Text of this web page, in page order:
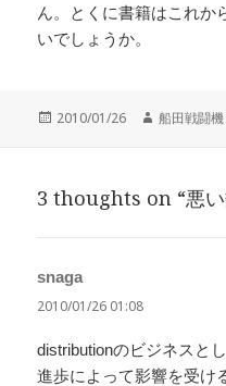
ん。とくに書籍はこれか
いでしょうか。
投
2010/01/26
作
船田戦闘機
3 thoughts on “悪い
snaga
り:
2010/01/26 01:08
distributionのビジネスと
進歩によって影響を受け